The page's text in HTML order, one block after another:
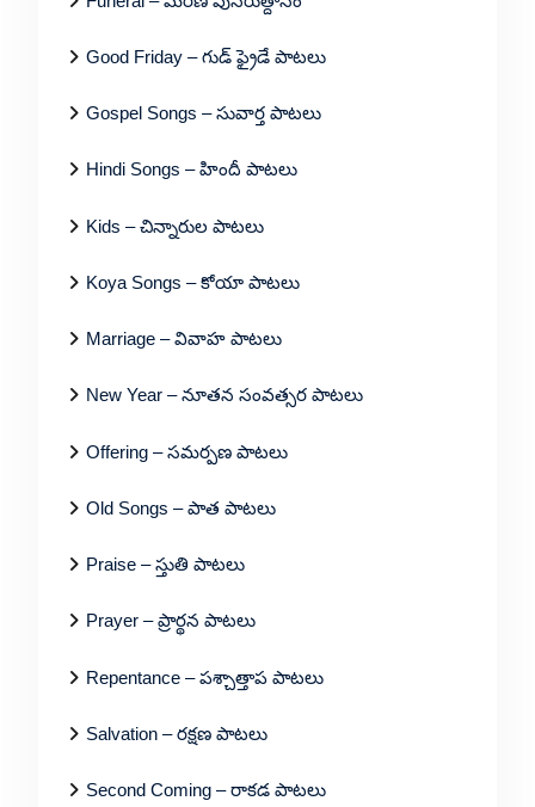
Good Friday – గుడ్ ఫ్రైడే పాటలు
Gospel Songs – సువార్త పాటలు
Hindi Songs – హిందీ పాటలు
Kids – చిన్నారుల పాటలు
Koya Songs – కోయా పాటలు
Marriage – వివాహ పాటలు
New Year – నూతన సంవత్సర పాటలు
Offering – సమర్పణ పాటలు
Old Songs – పాత పాటలు
Praise – స్తుతి పాటలు
Prayer – ప్రార్థన పాటలు
Repentance – పశ్చాత్తాప పాటలు
Salvation – రక్షణ పాటలు
Second Coming – రాకడ పాటలు